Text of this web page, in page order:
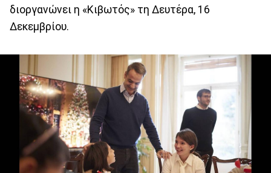
διοργανώνει η «Κιβωτός» τη Δευτέρα, 16
Δεκεμβρίου.